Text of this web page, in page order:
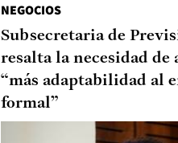
NEGOCIOS
Subsecretaria de
resalta la necesidad de
“más adaptabilidad al
formal”